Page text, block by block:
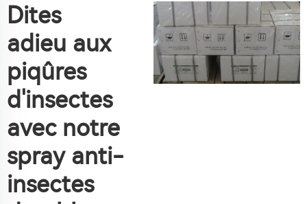
Dites
adieu aux
piqûres
d'insectes
avec notre
spray anti-
insectes